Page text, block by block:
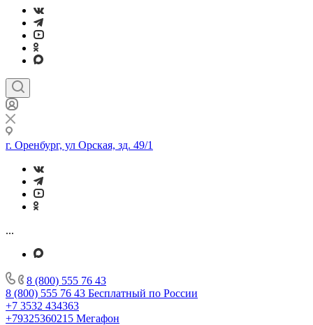
г. Оренбург, ул Орская, зд. 49/1
...
8 (800) 555 76 43
8 (800) 555 76 43 Бесплатный по России
+7 3532 434363
+79325360215 Мегафон